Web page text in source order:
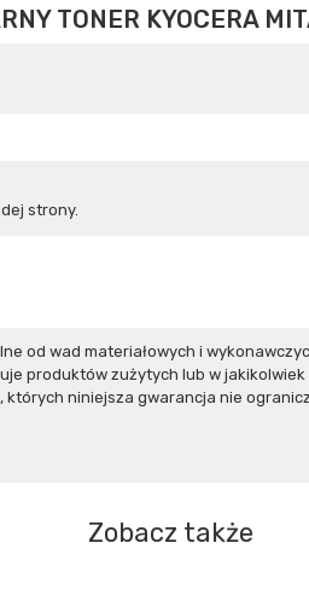
TONER KYOCERA
strony.
od wad materiałowych i
produktów zużytych lub w
niniejsza gwarancja nie
Zobacz także